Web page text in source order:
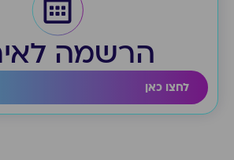
הרשמה
לחצו כאן